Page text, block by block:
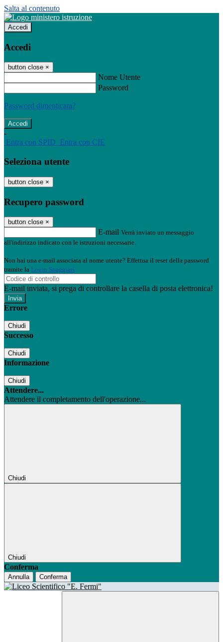
Salta al contenuto
Accedi
Accedi
button close ×
Nome Utente
Password
Password dimenticata?
-
Entra con SPID Entra con CIE
Seleziona utente
button close ×
Recupero password
button close ×
E-mail Verrà inviato un messaggio
all'indirizzo indicato con le istruzioni necessarie.
Non hai una e-mail associata al nome utente? Effettua il reset della password
tramite la Login Spaggiari
E-mail inviata, si prega di controllare la casella di posta elettronica!
Errore
Chiudi
Successo
Chiudi
Informazione
Chiudi
Attendere...
Attendere il completamento dell'operazione...
Chiudi
Chiudi
Conferma
Annulla Conferma